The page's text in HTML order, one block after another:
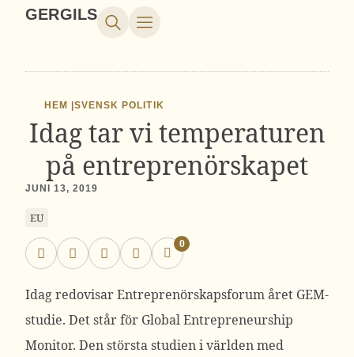
GERGILS
HEM |SVENSK POLITIK
Idag tar vi temperaturen
på entreprenörskapet
JUNI 13, 2019
EU
0
Idag redovisar Entreprenörskapsforum året GEM-
studie. Det står för Global Entrepreneurship
Monitor. Den största studien i världen med